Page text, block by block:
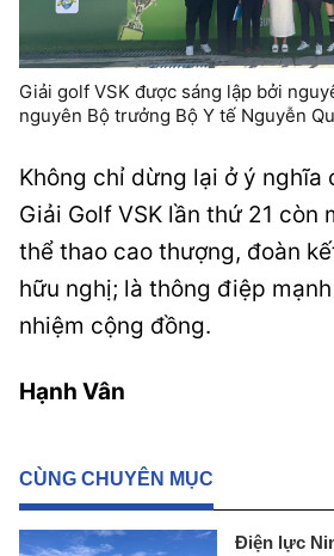
Giải golf VSK được sáng lập bởi
nguyên Bộ trưởng Bộ Y tế Nguyễn
Không chỉ dừng lại ở ý nghĩa
Giải Golf VSK lần thứ 21 còn
thể thao cao thượng, đoàn
hữu nghị; là thông điệp
nhiệm cộng đồng.
Hạnh Vân
CÙNG CHUYÊN MỤC
Điện lực